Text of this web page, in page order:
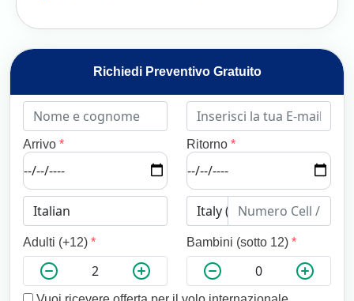
Richiedi Preventivo Gratuito
Arrivo * Ritorno *
Adulti (+12) * Bambini (sotto 12) *